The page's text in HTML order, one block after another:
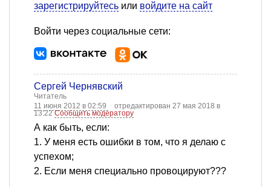
зарегистрируйтесь или войдите на сайт
Войти через социальные сети:
Сергей Чернявский
Читатель
11 июня 2012 в 02:59
отредактирован 27 мая 2018 в
13:22Сообщить модератору
А как быть, если:
1. У меня есть ошибки в том, что я делаю с
успехом;
2. Если меня специально провоцируют???